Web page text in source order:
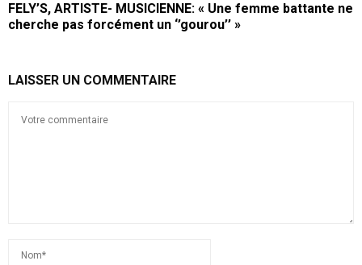
FELY’S, ARTISTE- MUSICIENNE: « Une femme battante ne
cherche pas forcément un ‘’gourou’’ »
LAISSER UN COMMENTAIRE